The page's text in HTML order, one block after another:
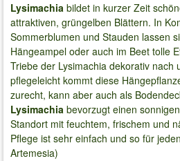
Lysimachia bildet in kurzer Zeit
attraktiven, grüngelben Blättern. In
Sommerblumen und Stauden lassen
Hängeampel oder auch im Beet tolle
Triebe der Lysimachia dekorativ nach
pflegeleicht kommt diese
zurecht, kann aber auch als
Lysimachia bevorzugt einen
Standort mit feuchtem, frischem und
Pflege ist sehr einfach und so für
Artemesia)